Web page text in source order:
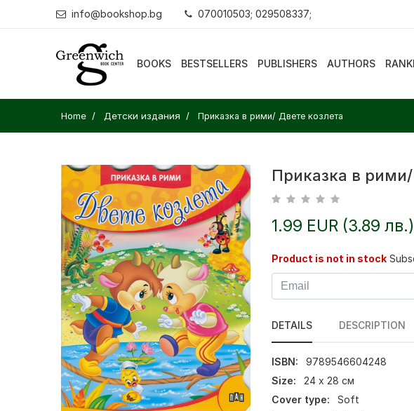
info@bookshop.bg 070010503; 029508337;
BOOKS BESTSELLERS PUBLISHERS AUTHORS
Home Детски издания Приказка в рими/ Двете козлета
Приказка в
1.99 EUR (3.89 лв.)
Product is not in stock
DETAILS DESCRIPTION
ISBN:
9789546604248
Size:
24 х 28 см
Cover type:
Soft